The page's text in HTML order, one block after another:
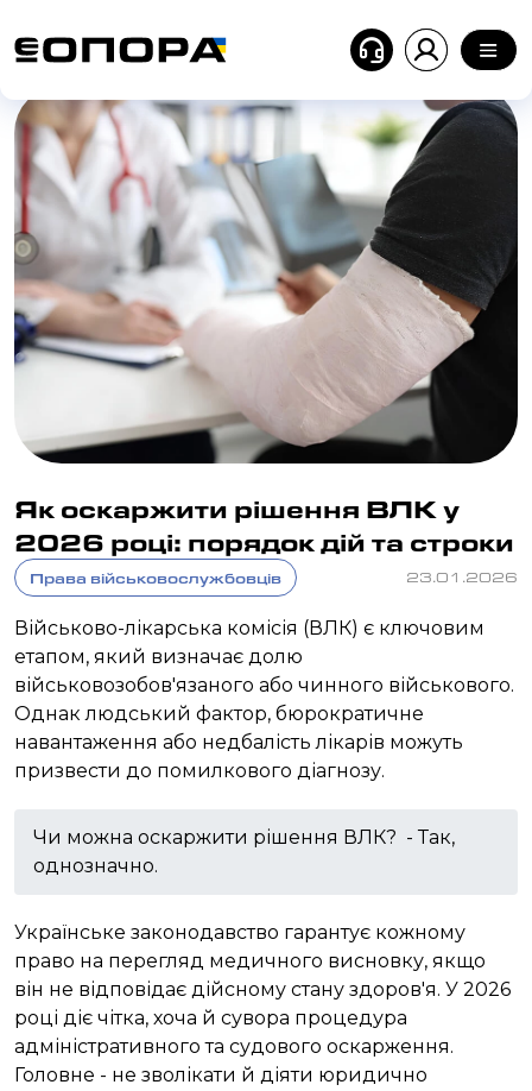
Головна| Блог | Як оскаржити рішення ВЛК у 2026
Як оскаржити рішення ВЛК у
2026 році: порядок дій та строки
Права військовослужбовців 23.01.2026
Військово-лікарська комісія (ВЛК) є ключовим
етапом, який визначає долю
військовозобов'язаного або чинного військового.
Однак людський фактор, бюрократичне
навантаження або недбалість лікарів можуть
призвести до помилкового діагнозу.
Чи можна оскаржити рішення ВЛК? - Так,
однозначно.
Українське законодавство гарантує кожному
право на перегляд медичного висновку, якщо
він не відповідає дійсному стану здоров'я. У 2026
році діє чітка, хоча й сувора процедура
адміністративного та судового оскарження.
Головне - не зволікати й діяти юридично